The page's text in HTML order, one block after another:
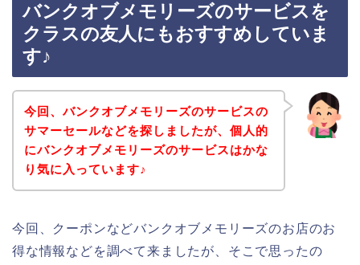
バンクオブメモリーズのサービスを
クラスの友人にもおすすめしていま
す♪
今回、バンクオブメモリーズのサービスの
サマーセールなどを探しましたが、個人的
にバンクオブメモリーズのサービスはかな
り気に入っています♪
今回、クーポンなどバンクオブメモリーズのお店のお
得な情報などを調べて来ましたが、そこで思ったの